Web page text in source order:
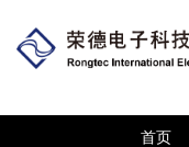
首页